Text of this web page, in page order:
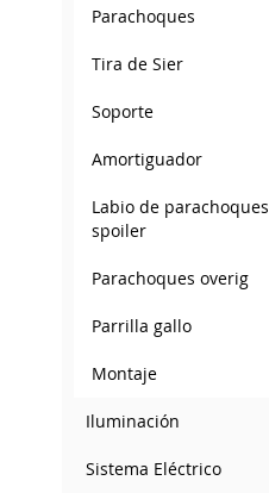
Add to Cart
Add to Cart
Parachoques
Tira de Sier
Soporte
Amortiguador
Labio de parachoques
spoiler
Parachoques overig
Parrilla gallo
Montaje
Iluminación
Sistema Eléctrico